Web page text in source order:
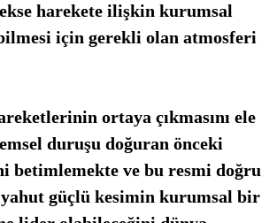
harekete ilişkin kurumsal
için gerekli olan atmosferi
ortaya çıkmasını ele
duruşu doğuran önceki
betimlemekte ve bu resmi doğru
yahut güçlü kesimin kurumsal bir